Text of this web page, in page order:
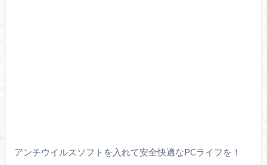
アンチウイルスソフトを入れて安全快適なPCライフを！